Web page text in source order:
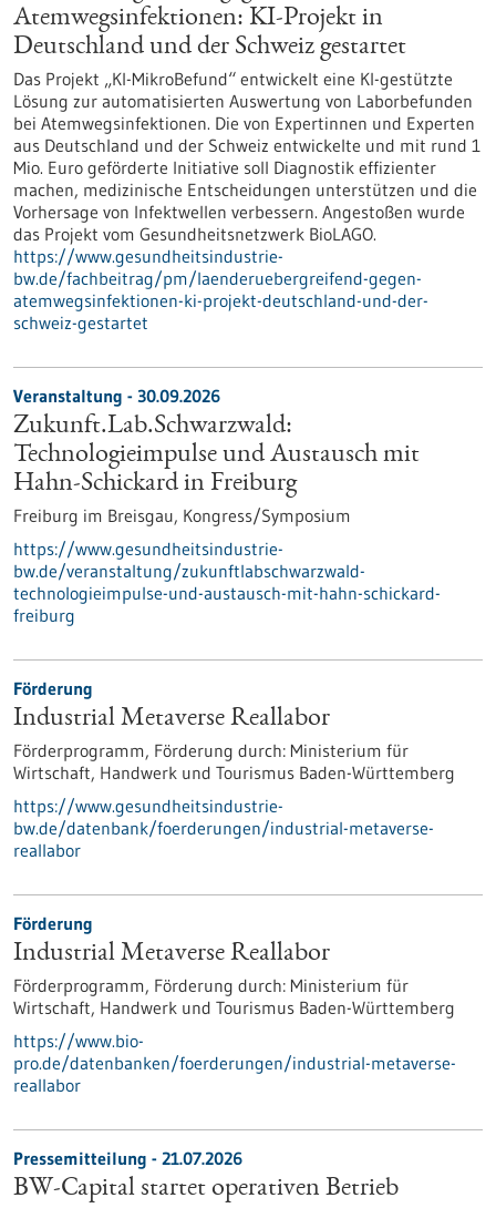
Atemwegsinfektionen: KI-Projekt in
Deutschland und der Schweiz gestartet
Das Projekt „KI-MikroBefund“ entwickelt eine KI-gestützte
Lösung zur automatisierten Auswertung von Laborbefunden
bei Atemwegsinfektionen. Die von Expertinnen und Experten
aus Deutschland und der Schweiz entwickelte und mit rund 1
Mio. Euro geförderte Initiative soll Diagnostik effizienter
machen, medizinische Entscheidungen unterstützen und die
Vorhersage von Infektwellen verbessern. Angestoßen wurde
das Projekt vom Gesundheitsnetzwerk BioLAGO.
https://www.gesundheitsindustrie-
bw.de/fachbeitrag/pm/laenderuebergreifend-gegen-
atemwegsinfektionen-ki-projekt-deutschland-und-der-
schweiz-gestartet
Veranstaltung - 30.09.2026
Zukunft.Lab.Schwarzwald:
Technologieimpulse und Austausch mit
Hahn-Schickard in Freiburg
Freiburg im Breisgau, Kongress/Symposium
https://www.gesundheitsindustrie-
bw.de/veranstaltung/zukunftlabschwarzwald-
technologieimpulse-und-austausch-mit-hahn-schickard-
freiburg
Förderung
Industrial Metaverse Reallabor
Förderprogramm, Förderung durch: Ministerium für
Wirtschaft, Handwerk und Tourismus Baden-Württemberg
https://www.gesundheitsindustrie-
bw.de/datenbank/foerderungen/industrial-metaverse-
reallabor
Förderung
Industrial Metaverse Reallabor
Förderprogramm, Förderung durch: Ministerium für
Wirtschaft, Handwerk und Tourismus Baden-Württemberg
https://www.bio-
pro.de/datenbanken/foerderungen/industrial-metaverse-
reallabor
Pressemitteilung - 21.07.2026
BW-Capital startet operativen Betrieb